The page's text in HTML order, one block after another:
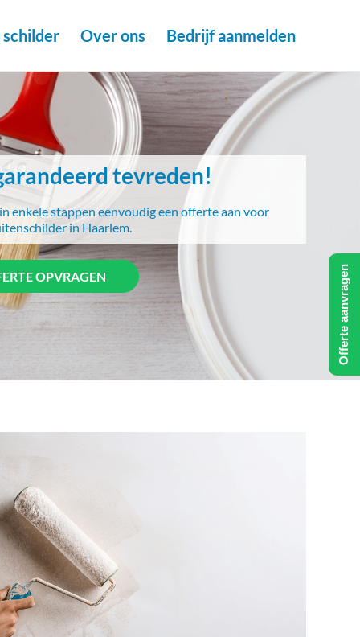
Over ons Bedrijf aanmelden
tevreden!
enkele stappen eenvoudig een offerte aan voor
in Haarlem.
OPVRAGEN Offerte aanvragen